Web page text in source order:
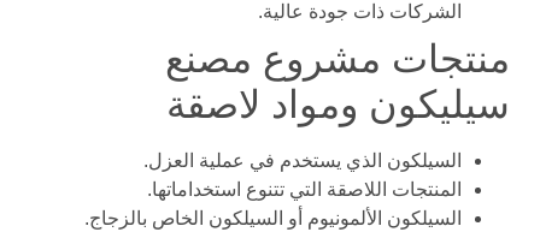
الشركات ذات جودة عالية.
منتجات مشروع مصنع
سيليكون ومواد لاصقة
السيلكون الذي يستخدم في عملية العزل.
المنتجات اللاصقة التي تتنوع استخداماتها.
السيلكون الألمونيوم أو السيلكون الخاص بالزجاج.